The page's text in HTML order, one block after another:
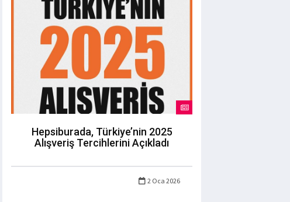
Hepsiburada, Türkiye’nin 2025
Alışveriş Tercihlerini Açıkladı
2 Oca 2026